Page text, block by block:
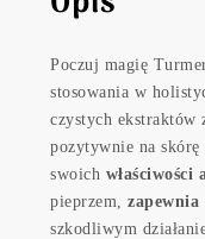
Poczuj magię
stosowania w
czystych ekstraktów
pozytywnie na
swoich
pieprzem,
szkodliwym